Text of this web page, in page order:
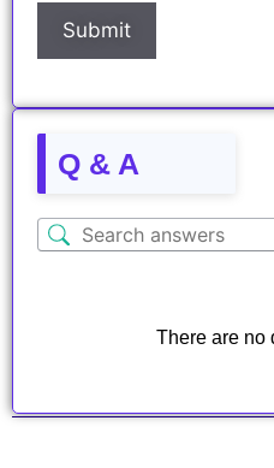
Q & A
There are no